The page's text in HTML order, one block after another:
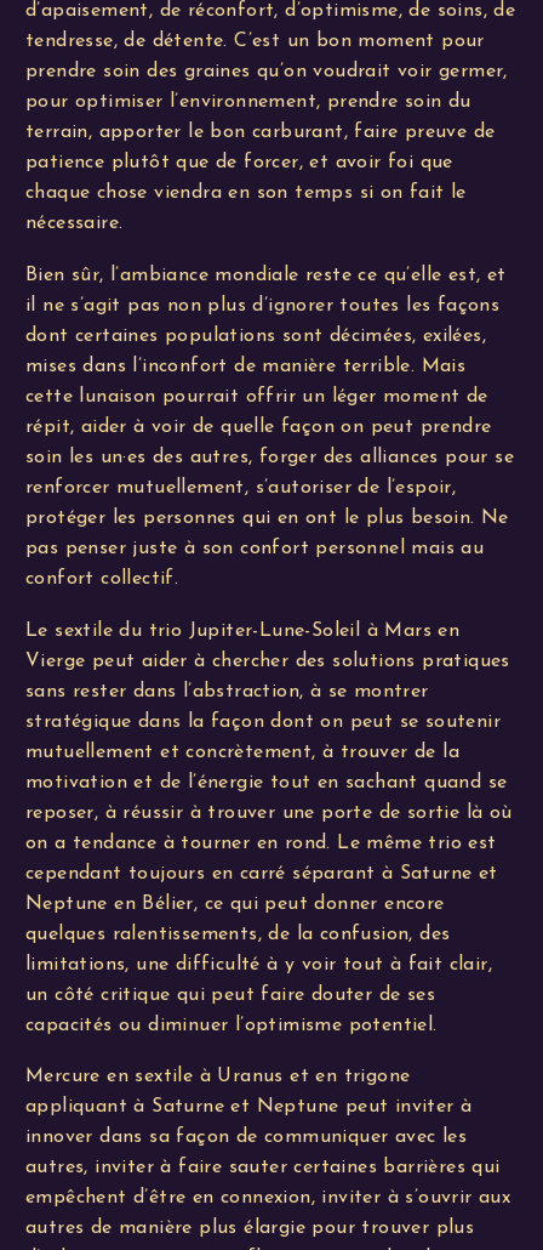
d’apaisement, de réconfort, d’optimisme, de soins, de
tendresse, de détente. C’est un bon moment pour
prendre soin des graines qu’on voudrait voir germer,
pour optimiser l’environnement, prendre soin du
terrain, apporter le bon carburant, faire preuve de
patience plutôt que de forcer, et avoir foi que
chaque chose viendra en son temps si on fait le
nécessaire.
Bien sûr, l’ambiance mondiale reste ce qu’elle est, et
il ne s’agit pas non plus d’ignorer toutes les façons
dont certaines populations sont décimées, exilées,
mises dans l’inconfort de manière terrible. Mais
cette lunaison pourrait offrir un léger moment de
répit, aider à voir de quelle façon on peut prendre
soin les un·es des autres, forger des alliances pour se
renforcer mutuellement, s’autoriser de l’espoir,
protéger les personnes qui en ont le plus besoin. Ne
pas penser juste à son confort personnel mais au
confort collectif.
Le sextile du trio Jupiter-Lune-Soleil à Mars en
Vierge peut aider à chercher des solutions pratiques
sans rester dans l’abstraction, à se montrer
stratégique dans la façon dont on peut se soutenir
mutuellement et concrètement, à trouver de la
motivation et de l’énergie tout en sachant quand se
reposer, à réussir à trouver une porte de sortie là où
on a tendance à tourner en rond. Le même trio est
cependant toujours en carré séparant à Saturne et
Neptune en Bélier, ce qui peut donner encore
quelques ralentissements, de la confusion, des
limitations, une difficulté à y voir tout à fait clair,
un côté critique qui peut faire douter de ses
capacités ou diminuer l’optimisme potentiel.
Mercure en sextile à Uranus et en trigone
appliquant à Saturne et Neptune peut inviter à
innover dans sa façon de communiquer avec les
autres, inviter à faire sauter certaines barrières qui
empêchent d’être en connexion, inviter à s’ouvrir aux
autres de manière plus élargie pour trouver plus